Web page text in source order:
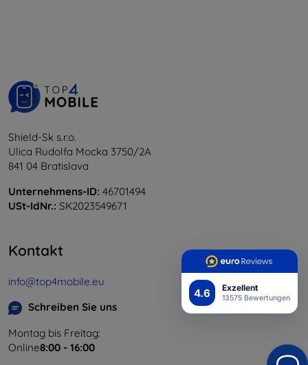
4.6 Exzellent
13575 Bewertungen
Shield-Sk s.r.o.
Ulica Rudolfa Mocka 3750/2A
841 04 Bratislava
Unternehmens-ID: 46701494
USt-IdNr.: SK2023549671
Kontakt
info@top4mobile.eu
Schreiben Sie uns
Montag bis Freitag:
Online8:00 - 16:00